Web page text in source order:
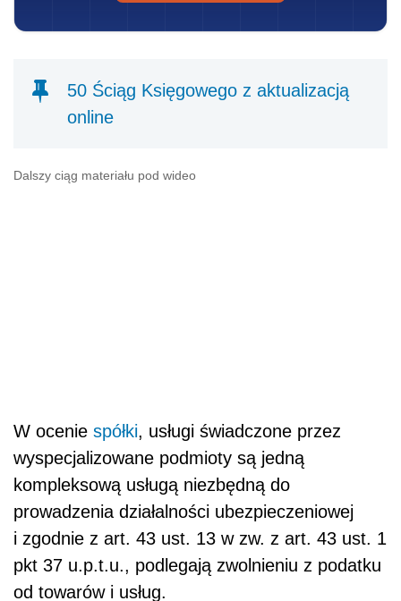
50 Ściąg Księgowego z aktualizacją
online
Dalszy ciąg materiału pod wideo
W ocenie spółki, usługi świadczone przez
wyspecjalizowane podmioty są jedną
kompleksową usługą niezbędną do
prowadzenia działalności ubezpieczeniowej
i zgodnie z art. 43 ust. 13 w zw. z art. 43 ust. 1
pkt 37 u.p.t.u., podlegają zwolnieniu z podatku
od towarów i usług.